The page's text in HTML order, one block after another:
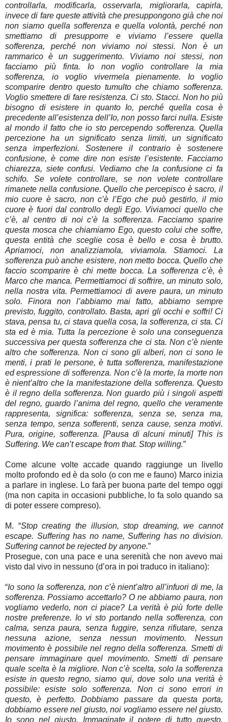
controllarla, modificarla, osservarla, migliorarla, capirla,
invece di fare queste attività che presuppongono già che noi
non siamo quella sofferenza e quella volontà, perché non
smettiamo di presupporre e viviamo l’essere quella
sofferenza, perché non viviamo noi stessi. Non è un
rammarico è un suggerimento. Viviamo noi stessi, non
facciamo più finta. Io non voglio controllare la mia
sofferenza, io voglio vivermela pienamente. Io voglio
scomparire dentro questo tumulto che chiamo sofferenza.
Voglio smettere di fare resistenza. Ci sto. Stacci. Non ho più
bisogno di esistere in quanto Io, perché quella cosa è
precedente all’esistenza dell’Io, non posso farci nulla. Esiste
al mondo il fatto che io sto percependo sofferenza. Quella
percezione ha un significato senza limiti, un significato
senza imperfezioni. Sostenere il contrario è sostenere
confusione, è come dire non esiste l’esistente. Facciamo
chiarezza, siete confusi. Vediamo che la confusione ci fa
schifo. Se volete controllare, se non volete controllare
rimanete nella confusione. Quello che percepisco è sacro, il
mio cuore è sacro, non c’è l’Ego che può gestirlo, il mio
cuore è fuori dal controllo degli Ego. Viviamoci quello che
c’è, al centro di noi c’è la sofferenza. Facciamo sparire
questa mosca che chiamiamo Ego, questo colui che soffre,
questa entità che sceglie cosa è bello e cosa è brutto.
Apriamoci, non analizziamola, viviamola. Stiamoci. La
sofferenza può anche esistere, non metto bocca. Quello che
faccio scomparire è chi mette bocca. La sofferenza c’è, è
Marco che manca. Permettiamoci di soffrire, un minuto solo,
nella nostra vita. Permettiamoci di avere paura, un minuto
solo. Finora non l’abbiamo mai fatto, abbiamo sempre
previsto, fuggito, controllato. Basta, apri gli occhi e soffri! Ci
stava, pensa tu, ci stava quella cosa, la sofferenza, ci sta. Ci
sta ed è mia. Tutta la percezione è solo una conseguenza
successiva per questa sofferenza che ci sta. Non c’è niente
altro che sofferenza. Non ci sono gli alberi, non ci sono le
menti, i prati le persone, è tutta sofferenza, manifestazione
ed espressione di sofferenza. Non c’è la morte, la morte non
è nient’altro che la manifestazione della sofferenza. Questo
è il regno della sofferenza. Non guardo più i singoli aspetti
del regno, guardo l’anima del regno, quello che veramente
rappresenta, significa: sofferenza, senza se, senza ma,
senza tempo, senza sofferenti, senza cause, senza motivi.
Pura, origine, sofferenza. [Pausa di alcuni minuti] This is
Suffering. We can’t escape from that. Stop willing.”
Come alcune volte accade quando raggiunge un livello
molto profondo ed è da solo (o con me e fauno) Marco inizia
a parlare in inglese. Lo farà per buona parte del tempo oggi
(ma non capita in occasioni pubbliche, lo fa solo quando sa
di poter essere compreso).
M. “Stop creating the illusion, stop dreaming, we cannot
escape. Suffering has no name, Suffering has no division.
Suffering cannot be rejected by anyone.”
Prosegue, con una pace e una serenità che non avevo mai
visto dal vivo in nessuno (d’ora in poi traduco in italiano):
“Io sono la sofferenza, non c’è nient’altro all’infuori di me, la
sofferenza. Possiamo accettarlo? O ne abbiamo paura, non
vogliamo vederlo, non ci piace? La verità è più forte delle
nostre preferenze. Io vi sto portando nella sofferenza, con
calma, senza paura, senza fuggire, senza rifiutare, senza
nessuna azione, senza nessun movimento. Nessun
movimento è possibile nel regno della sofferenza. Smetti di
pensare immaginare quel movimento. Smetti di pensare
quale scelta è la migliore. Non c’è scelta, solo la sofferenza
esiste in questo regno, siamo qui, dove solo una verità è
possibile: esiste solo sofferenza. Non ci sono errori in
questo, è perfetto. Dobbiamo passare da questa porta,
dobbiamo essere nel giusto, noi vogliamo essere nel giusto.
Io sono nel giusto. Immaginate il potere di tutto questo.